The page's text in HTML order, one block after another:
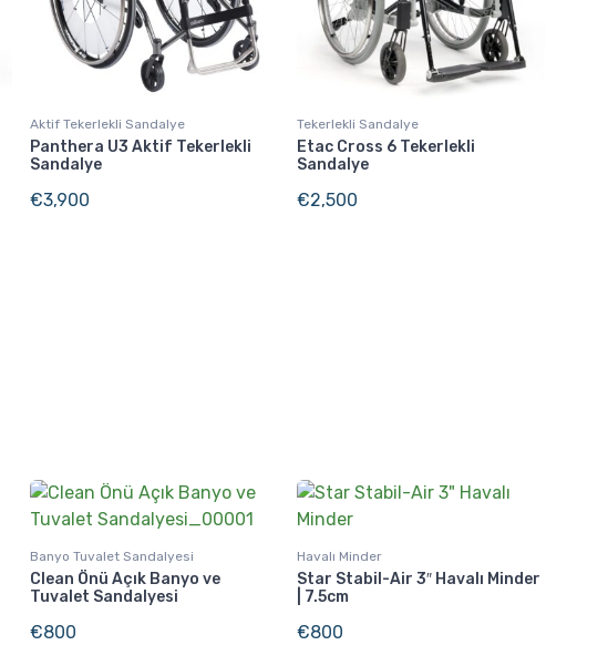
Aktif Tekerlekli Sandalye
Panthera U3 Aktif Tekerlekli
Sandalye
€3,900
Tekerlekli Sandalye
Etac Cross 6 Tekerlekli
Sandalye
€2,500
Banyo Tuvalet Sandalyesi
Clean Önü Açık Banyo ve
Tuvalet Sandalyesi
€800
Havalı Minder
Star Stabil-Air 3″ Havalı Minder
| 7.5cm
€800